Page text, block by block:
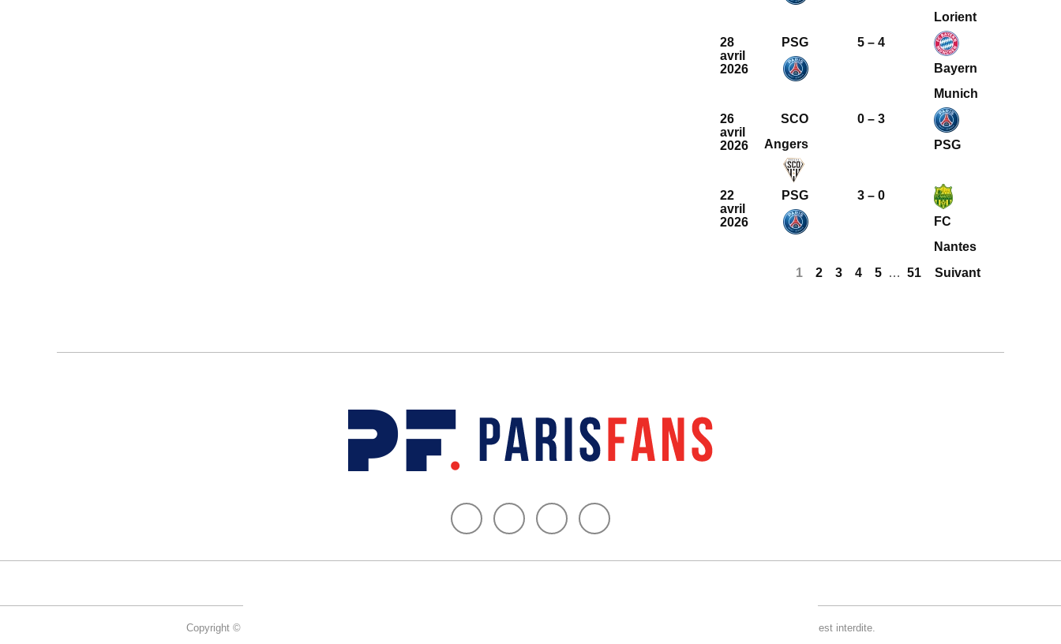
Lorient
28
avril
2026
PSG
5 – 4
Bayern
Munich
26
avril
2026
SCO
Angers
0 – 3
PSG
22
avril
2026
PSG
3 – 0
FC
Nantes
1
2 3 4 5 … 51 Suivant
Copyright © 2015-2024 Parisfans.fr, 1er site amateur dédié à l'actualité du PSG - Tous les droits sont réservés. La reproduction de ce site est interdite.